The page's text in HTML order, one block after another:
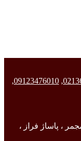
,
09123476010
,
، پاساژ فراز ،